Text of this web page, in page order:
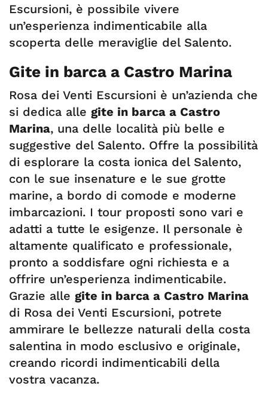
Escursioni, è possibile vivere
un’esperienza indimenticabile alla
scoperta delle meraviglie del Salento.
Gite in barca a Castro Marina
Rosa dei Venti Escursioni è un’azienda che
si dedica alle gite in barca a Castro
Marina, una delle località più belle e
suggestive del Salento. Offre la possibilità
di esplorare la costa ionica del Salento,
con le sue insenature e le sue grotte
marine, a bordo di comode e moderne
imbarcazioni. I tour proposti sono vari e
adatti a tutte le esigenze. Il personale è
altamente qualificato e professionale,
pronto a soddisfare ogni richiesta e a
offrire un’esperienza indimenticabile.
Grazie alle gite in barca a Castro Marina
di Rosa dei Venti Escursioni, potrete
ammirare le bellezze naturali della costa
salentina in modo esclusivo e originale,
creando ricordi indimenticabili della
vostra vacanza.